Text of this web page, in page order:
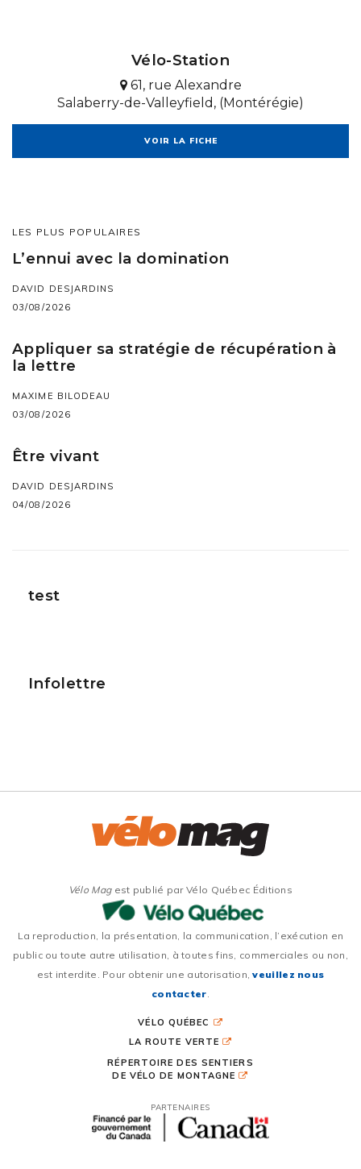
Vélo-Station
61, rue Alexandre
Salaberry-de-Valleyfield, (Montérégie)
VOIR LA FICHE
LES PLUS POPULAIRES
L’ennui avec la domination
DAVID DESJARDINS
03/08/2026
Appliquer sa stratégie de récupération à
la lettre
MAXIME BILODEAU
03/08/2026
Être vivant
DAVID DESJARDINS
04/08/2026
test
Infolettre
Vélo Magest publié par Vélo Québec Éditions
La reproduction, la présentation, la communication, l’exécution en
public ou toute autre utilisation, à toutes fins, commerciales ou non,
est interdite. Pour obtenir une autorisation,veuillez nous
contacter
VÉLO QUÉBEC
LA ROUTE VERTE
RÉPERTOIRE DES SENTIERS
DE VÉLO DE MONTAGNE
PARTENAIRES